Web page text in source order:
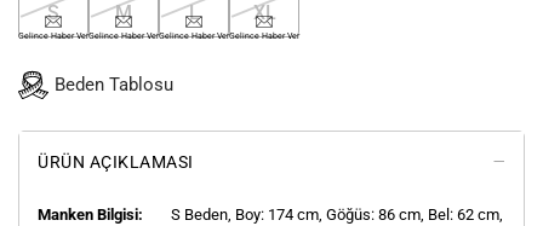
S
Gelince Haber Ver
M
Gelince Haber Ver
L
Gelince Haber Ver
XL
Gelince Haber Ver
Beden Tablosu
ÜRÜN AÇIKLAMASI
Manken Bilgisi: S Beden, Boy: 174 cm, Göğüs: 86 cm, Bel: 62 cm,